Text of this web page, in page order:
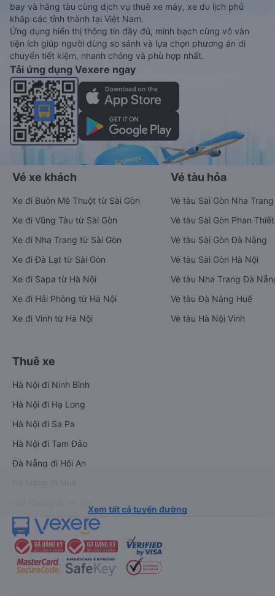
bay và hãng tàu cùng dịch vụ thuê xe máy, xe du lịch phủ
khắp các tỉnh thành tại Việt Nam.
Ứng dụng hiển thị thông tin đầy đủ, minh bạch cùng vô vàn
tiện ích giúp người dùng so sánh và lựa chọn phương án di
chuyển tiết kiệm, nhanh chóng và phù hợp nhất.
Tải ứng dụng Vexere ngay
Vé xe khách
Xe đi Buôn Mê Thuột từ Sài Gòn
Xe đi Vũng Tàu từ Sài Gòn
Xe đi Nha Trang từ Sài Gòn
Xe đi Đà Lạt từ Sài Gòn
Xe đi Sapa từ Hà Nội
Xe đi Hải Phòng từ Hà Nội
Xe đi Vinh từ Hà Nội
Vé tàu hỏa
Vé tàu Sài Gòn Nha Trang
Vé tàu Sài Gòn Phan Thiết
Vé tàu Sài Gòn Đà Nẵng
Vé tàu Sài Gòn Hà Nội
Vé tàu Nha Trang Đà
Vé tàu Đà Nẵng Huế
Vé tàu Hà Nội Vinh
Thuê xe
Hà Nội đi Ninh Bình
Hà Nội đi Hạ Long
Hà Nội đi Sa Pa
Hà Nội đi Tam Đảo
Đà Nẵng đi Hội An
Xem tất cả tuyến đường